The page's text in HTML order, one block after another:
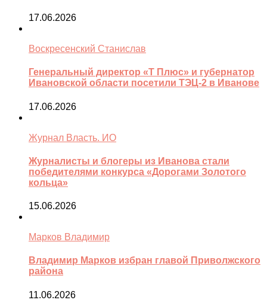
17.06.2026
Воскресенский Станислав
Генеральный директор «Т Плюс» и губернатор
Ивановской области посетили ТЭЦ-2 в Иванове
17.06.2026
Журнал Власть. ИО
Журналисты и блогеры из Иванова стали
победителями конкурса «Дорогами Золотого
кольца»
15.06.2026
Марков Владимир
Владимир Марков избран главой Приволжского
района
11.06.2026